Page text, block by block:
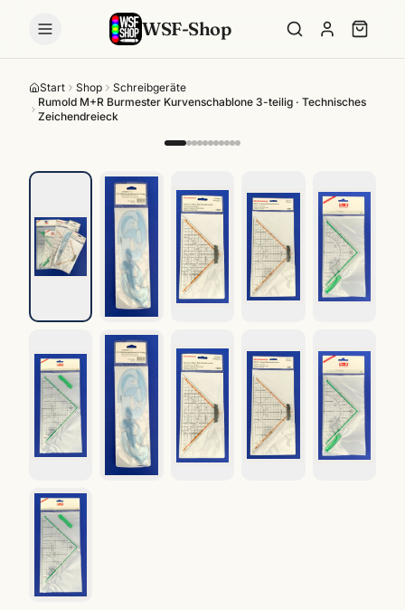
WSF-Shop
Start Shop
Schreibgeräte
Rumold M+R Burmester Kurvenschablone 3-teilig · Technisches
Zeichendreieck